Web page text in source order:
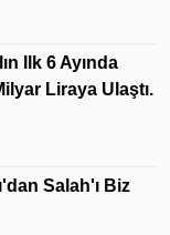
Ilk 6 Ayında
Liraya Ulaştı.
Salah'ı Biz